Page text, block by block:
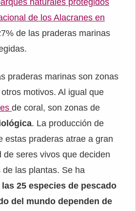
de los Alacranes en
de las praderas marinas
praderas marinas son zonas
motivos. Al igual que
de coral, son zonas de
. La producción de
estas praderas atrae a gran
de seres vivos que deciden
las plantas. Se ha
las 25 especies de pescado
del mundo dependen de